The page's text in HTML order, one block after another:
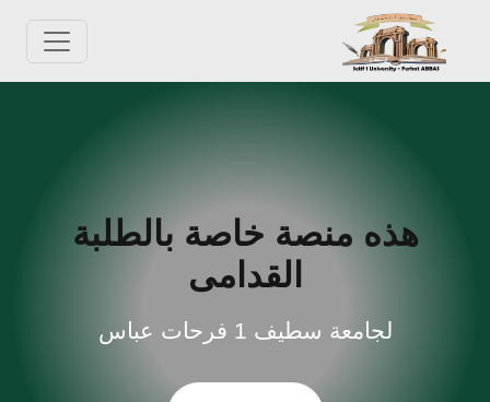
هذه منصة خاصة بالطلبة
القدامى
لجامعة سطيف 1 فرحات عباس